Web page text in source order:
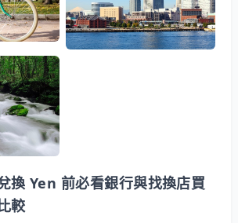
換 Yen 前必看銀行與找換店買
較